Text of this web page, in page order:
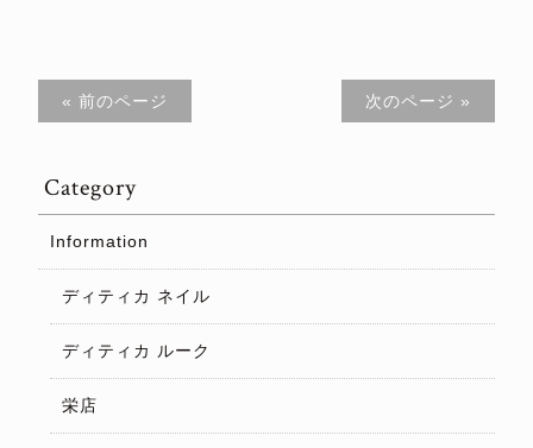
« 前のページ 次のページ »
Category
Information
ディティカ ネイル
ディティカ ルーク
栄店